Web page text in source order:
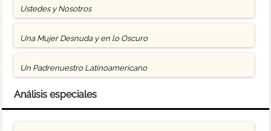
Ustedes y Nosotros
Una Mujer Desnuda y en lo Oscuro
Un Padrenuestro Latinoamericano
Análisis especiales